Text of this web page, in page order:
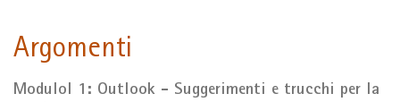
Argomenti
Modulol 1: Outlook - Suggerimenti e trucchi per la